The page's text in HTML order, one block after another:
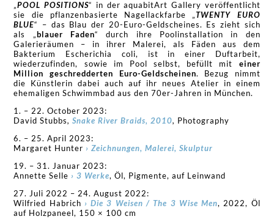
„POOL POSITIONS“ in der aquabitArt Gallery veröffentlicht
sie die pflanzenbasierte Nagellackfarbe „TWENTY EURO
BLUE“ – das Blau der 20-Euro-Geldscheines. Es zieht sich
als „blauer Faden“ durch ihre Poolinstallation in den
Galerieräumen – in ihrer Malerei, als Fäden aus dem
Bakterium Escherichia coli, ist in einer Duftarbeit,
wiederzufinden, sowie im Pool selbst, befüllt mit einer
Million geschredderten Euro-Geldscheinen. Bezug nimmt
die Künstlerin dabei auch auf ihr neues Atelier in einem
ehemaligen Schwimmbad aus den 70er-Jahren in München.
1. – 22. October 2023:
David Stubbs,Snake River Braids, 2010, Photography
6. – 25. April 2023:
Margaret Hunter › Zeichnungen, Malerei, Skulptur
19. – 31. Januar 2023:
Annette Selle › 3 Werke, Öl, Pigmente, auf Leinwand
27. Juli 2022 – 24. August 2022:
Wilfried Habrich › Die 3 Weisen / The 3 Wise Men, 2022, Öl
auf Holzpaneel, 150 × 100 cm